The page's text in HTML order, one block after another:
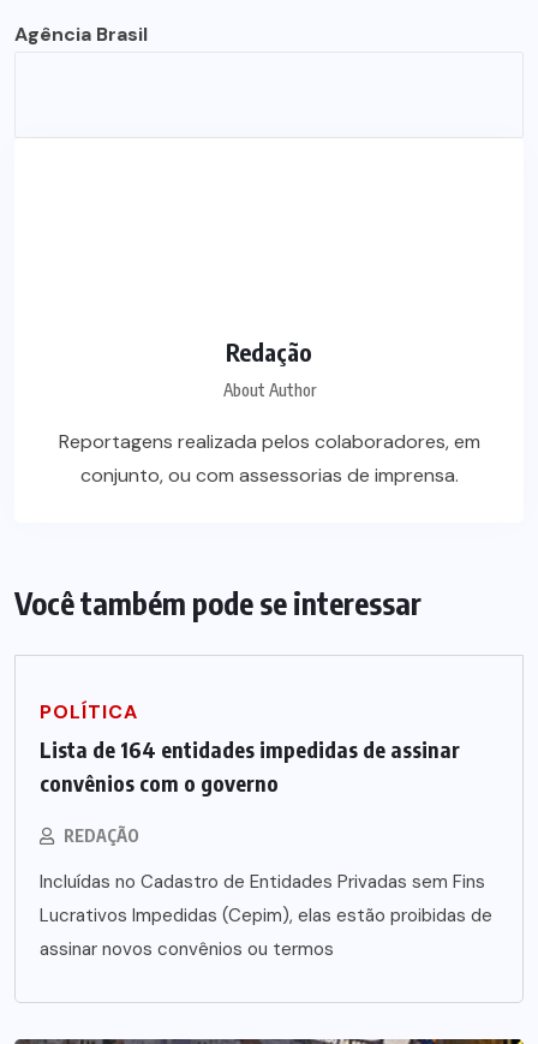
Agência Brasil
Redação
About Author
Reportagens realizada pelos colaboradores, em
conjunto, ou com assessorias de imprensa.
Você também pode se interessar
POLÍTICA
Lista de 164 entidades impedidas de assinar
convênios com o governo
REDAÇÃO
Incluídas no Cadastro de Entidades Privadas sem Fins
Lucrativos Impedidas (Cepim), elas estão proibidas de
assinar novos convênios ou termos